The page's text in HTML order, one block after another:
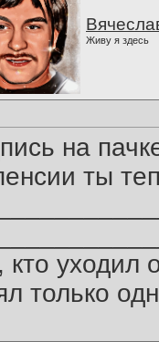
Живу я здесь
на
ты
кто уходил
только